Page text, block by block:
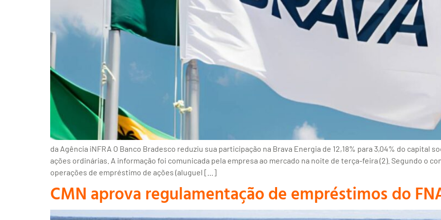
da Agência iNFRA O Banco Bradesco reduziu sua participação na Brava Energia de 12,18% para 3,04% do capital
ações ordinárias. A informação foi comunicada pela empresa ao mercado na noite de terça-feira (2). Segundo o
operações de empréstimo de ações (aluguel […]
CMN aprova regulamentação de empréstimos do